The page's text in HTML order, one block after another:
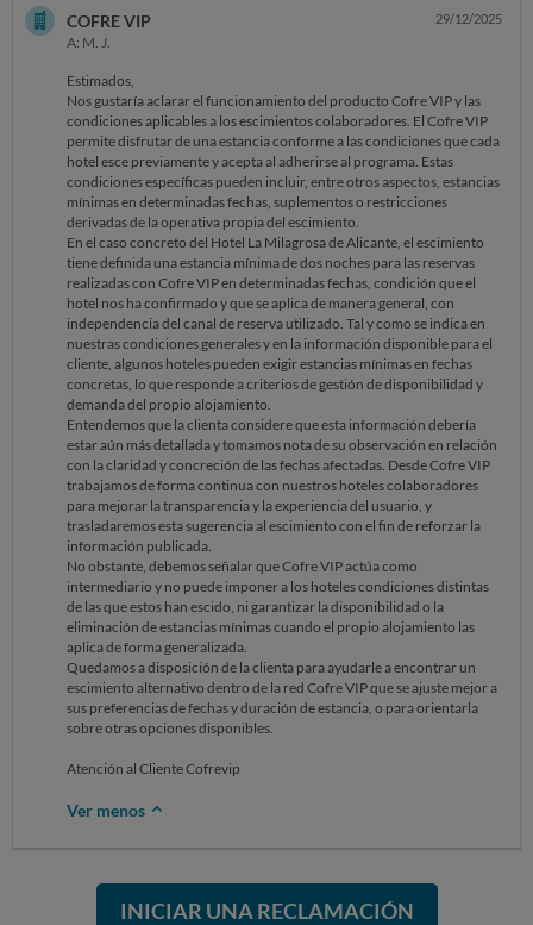
informaron que no podían hacer nada y que efectivamente son dos
noches obligatorias.
Considero esta práctica inaceptable. Ustedes venden el Cofre con unas
condiciones atractivas, pero en la realidad el cliente queda a merced
del hotel, que puede imponer requisitos arbitrarios como estancias
mínimas o alegar falta de disponibilidad. Además, se amparan en
expresiones ambiguas como “en determinadas fechas la contratación
será de dos noches”, sin especificar cuáles son esas fechas. ¿Por qué no
se detallan claramente? No parece lógico que el 31/01/2026 se
considere temporada alta.
Esta falta de transparencia genera una experiencia muy negativa: el
cliente compra un producto que luego no puede disfrutar en las
condiciones prometidas. Solicito una solución inmediata y una
revisión de estas prácticas para garantizar que las condiciones
publicitadas se cumplan.
Quedo a la espera de una respuesta satisfactoria.
Atentamente,
COFRE VIP
A: M. J.
29/12/2025
Estimados,
Nos gustaría aclarar el funcionamiento del producto Cofre VIP y las
condiciones aplicables a los escimientos colaboradores. El Cofre VIP
permite disfrutar de una estancia conforme a las condiciones que cada
hotel esce previamente y acepta al adherirse al programa. Estas
condiciones específicas pueden incluir, entre otros aspectos, estancias
mínimas en determinadas fechas, suplementos o restricciones
derivadas de la operativa propia del escimiento.
En el caso concreto del Hotel La Milagrosa de Alicante, el escimiento
tiene definida una estancia mínima de dos noches para las reservas
realizadas con Cofre VIP en determinadas fechas, condición que el
hotel nos ha confirmado y que se aplica de manera general, con
independencia del canal de reserva utilizado. Tal y como se indica en
nuestras condiciones generales y en la información disponible para el
cliente, algunos hoteles pueden exigir estancias mínimas en fechas
concretas, lo que responde a criterios de gestión de disponibilidad y
demanda del propio alojamiento.
Entendemos que la clienta considere que esta información debería
estar aún más detallada y tomamos nota de su observación en relación
con la claridad y concreción de las fechas afectadas. Desde Cofre VIP
trabajamos de forma continua con nuestros hoteles colaboradores
para mejorar la transparencia y la experiencia del usuario, y
trasladaremos esta sugerencia al escimiento con el fin de reforzar la
información publicada.
No obstante, debemos señalar que Cofre VIP actúa como
intermediario y no puede imponer a los hoteles condiciones distintas
de las que estos han escido, ni garantizar la disponibilidad o la
eliminación de estancias mínimas cuando el propio alojamiento las
aplica de forma generalizada.
Quedamos a disposición de la clienta para ayudarle a encontrar un
escimiento alternativo dentro de la red Cofre VIP que se ajuste mejor a
sus preferencias de fechas y duración de estancia, o para orientarla
sobre otras opciones disponibles.
Atención al Cliente Cofrevip
Ver menos
INICIAR UNA RECLAMACIÓN